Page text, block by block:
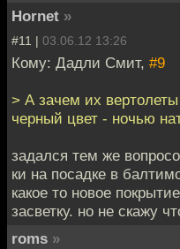
Hornet »
#11 | 03.06.12 13:26
Кому: Дадли Смит, #9
> А зачем их
черный цвет - ночью
задался тем же
ки на посадке в
какое то новое
засветку. но не скажу
roms »